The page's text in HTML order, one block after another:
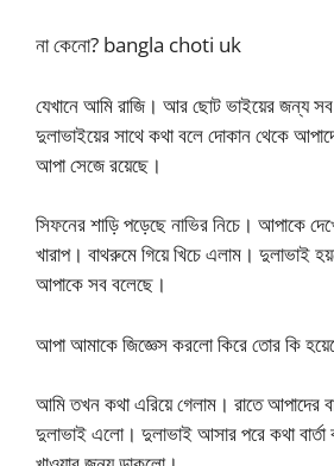
না কেনো? bangla choti uk
যেখানে আমি রাজি। আর ছোট ভাইয়ের জন্য
দুলাভাইয়ের সাথে কথা বলে দোকান থেকে
আপা সেজে রয়েছে।
সিফনের শাড়ি পড়েছে নাভির নিচে। আপাকে
খারাপ। বাথরুমে গিয়ে খিচে এলাম। দুলাভাই
আপাকে সব বলেছে।
আপা আমাকে জিজ্ঞেস করলো কিরে তোর কি
আমি তখন কথা এরিয়ে গেলাম। রাতে আপাদের
দুলাভাই এলো। দুলাভাই আসার পরে কথা